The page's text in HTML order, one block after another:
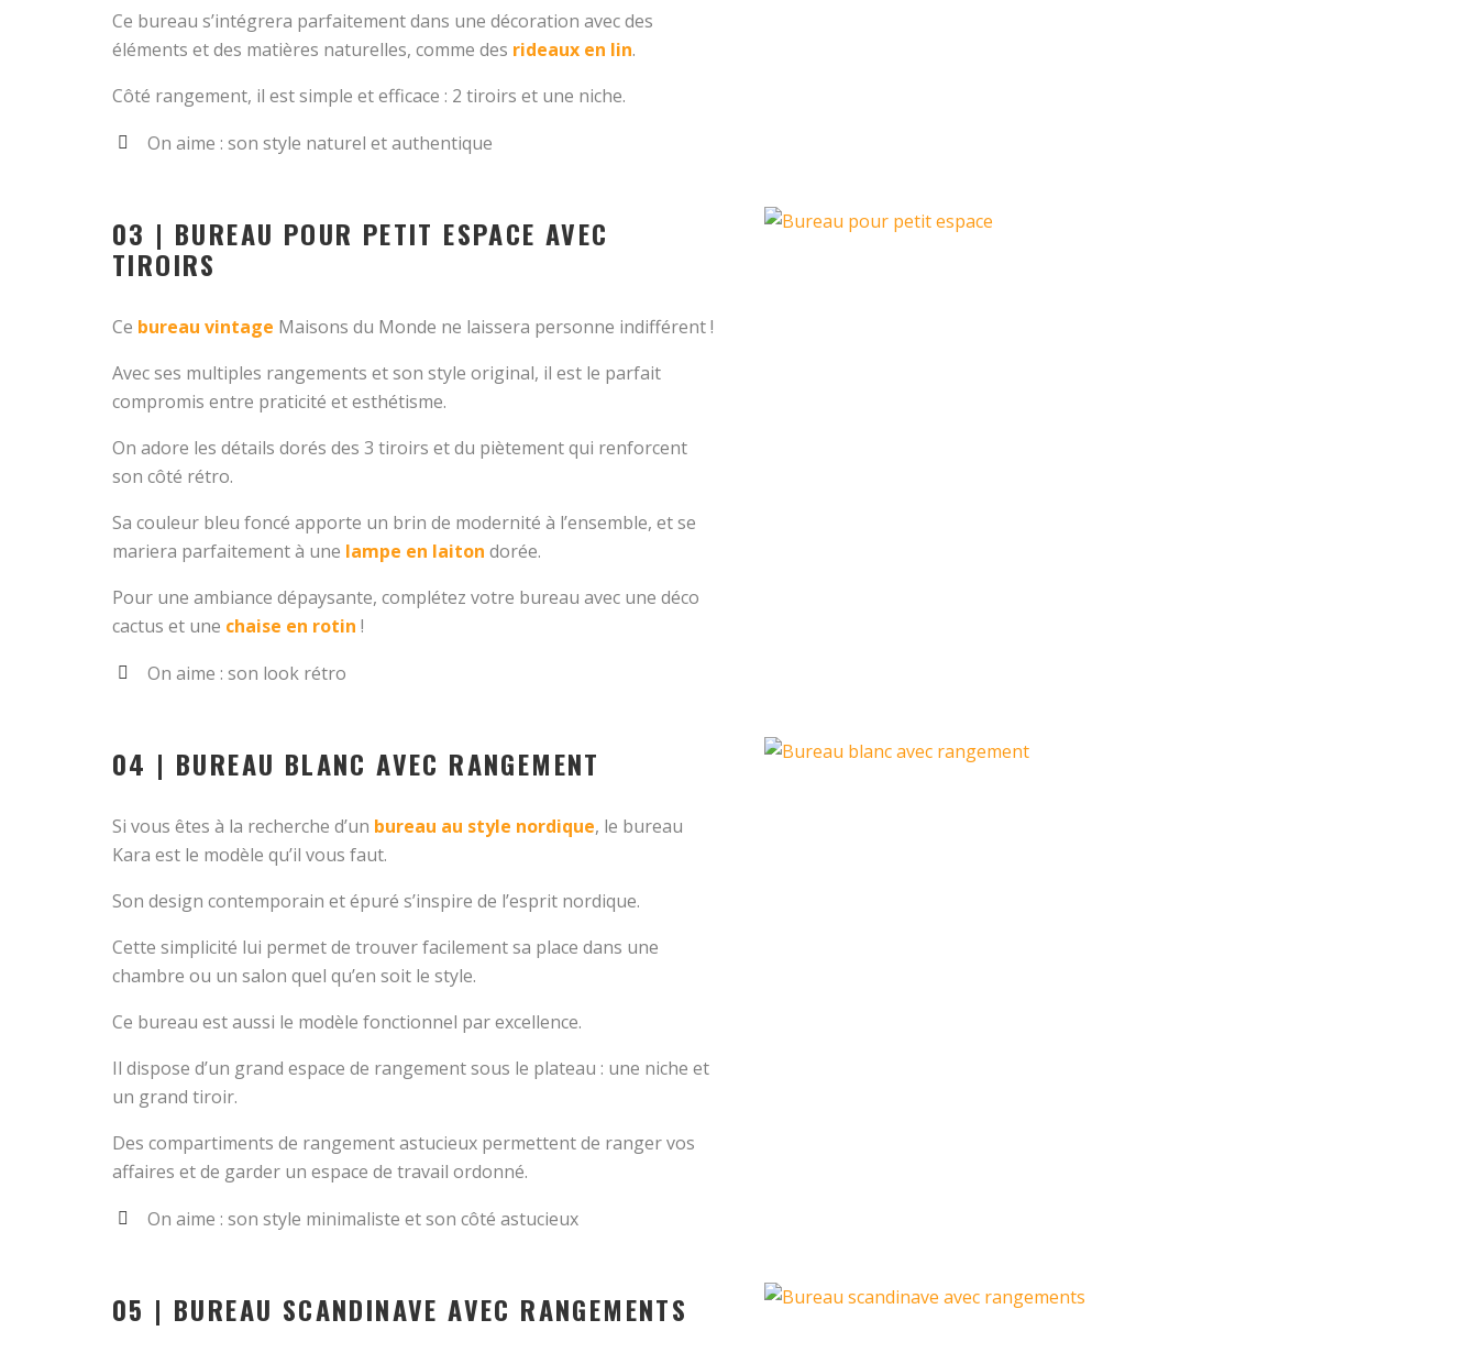
Ce bureau s’intégrera parfaitement dans une décoration avec des
éléments et des matières naturelles, comme des rideaux en lin.
Côté rangement, il est simple et efficace : 2 tiroirs et une niche.
On aime : son style naturel et authentique
03 | BUREAU POUR PETIT ESPACE AVEC
TIROIRS
Ce bureau vintage Maisons du Monde ne laissera personne indifférent !
Avec ses multiples rangements et son style original, il est le parfait
compromis entre praticité et esthétisme.
On adore les détails dorés des 3 tiroirs et du piètement qui renforcent
son côté rétro.
Sa couleur bleu foncé apporte un brin de modernité à l’ensemble, et se
mariera parfaitement à une lampe en laiton dorée.
Pour une ambiance dépaysante, complétez votre bureau avec une déco
cactus et une chaise en rotin !
On aime : son look rétro
04 | BUREAU BLANC AVEC RANGEMENT
Si vous êtes à la recherche d’un bureau au style nordique, le bureau
Kara est le modèle qu’il vous faut.
Son design contemporain et épuré s’inspire de l’esprit nordique.
Cette simplicité lui permet de trouver facilement sa place dans une
chambre ou un salon quel qu’en soit le style.
Ce bureau est aussi le modèle fonctionnel par excellence.
Il dispose d’un grand espace de rangement sous le plateau : une niche et
un grand tiroir.
Des compartiments de rangement astucieux permettent de ranger vos
affaires et de garder un espace de travail ordonné.
On aime : son style minimaliste et son côté astucieux
05 | BUREAU SCANDINAVE AVEC RANGEMENTS